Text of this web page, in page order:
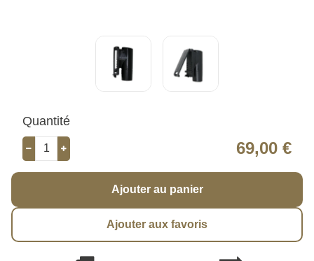
Quantité
69,00 €
Ajouter au panier
Ajouter aux favoris